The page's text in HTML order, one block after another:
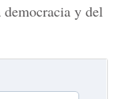
y del